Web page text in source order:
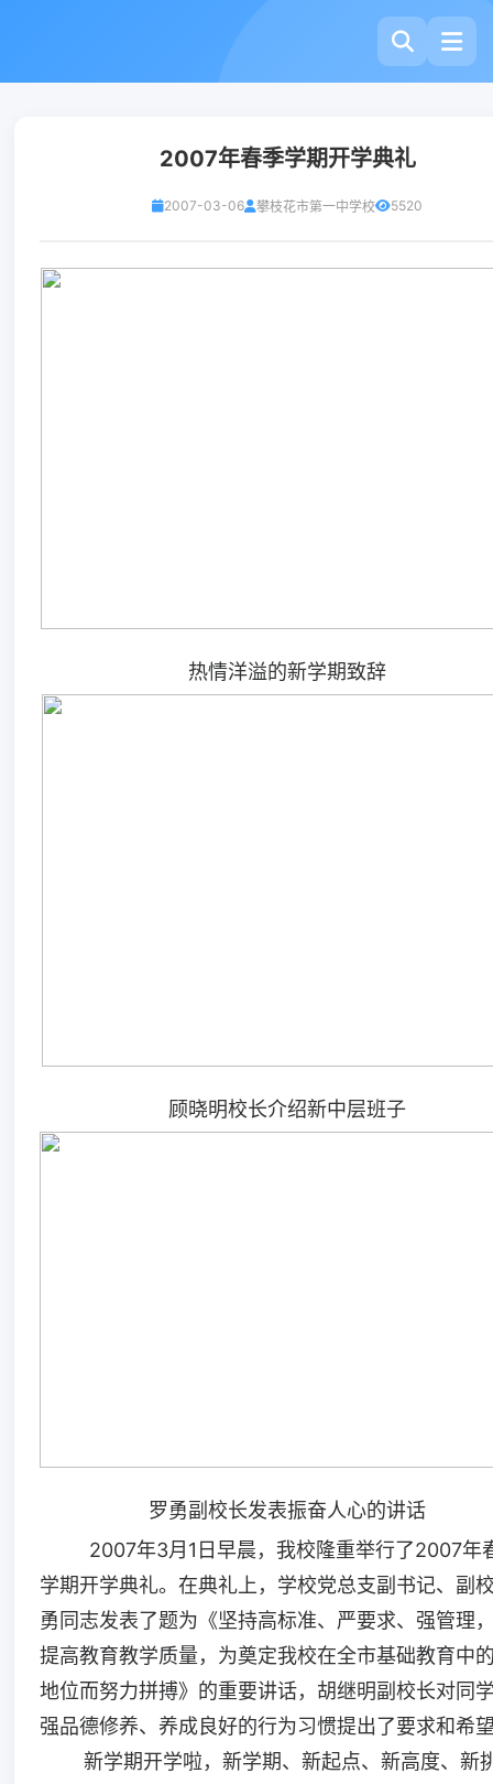
2007年春季学期开学典礼
2007-03-06 攀枝花市第一中学校 5520
热情洋溢的新学期致辞
顾晓明校长介绍新中层班子
罗勇副校长发表振奋人心的讲话
2007年3月1日早晨，我校隆重举行了2007年
学期开学典礼。在典礼上，学校党总支副书记、副
勇同志发表了题为《坚持高标准、严要求、强管理
提高教育教学质量，为奠定我校在全市基础教育中
地位而努力拼搏》的重要讲话，胡继明副校长对同
强品德修养、养成良好的行为习惯提出了要求和希
新学期开学啦，新学期、新起点、新高度、新